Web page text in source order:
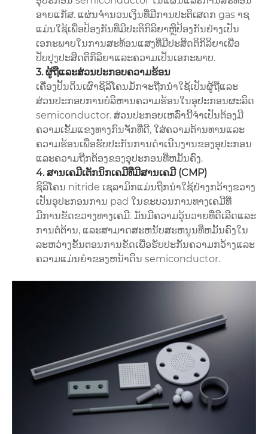
ອາຍແກັສ. ແຜ່ນຈໍານວນເງິນທີ່ມີການປະຕິເສດກ gas າຊ
ແມ່ນໃຊ້ເພື່ອປ້ອງກັນທີ່ມີປະຕິກິລິຍາຫຼືປ້ອງກັນຢ່າງເປັນ
ເອກະພາບໃນການສະທ້ອນແສງທີ່ມີປະສິດຕິກິລິຍາເພື່ອ
ປັບປຸງປະສິດຕິກິລິຍາແລະຄວາມເປັນເອກະພາບ.
3. ຜູ້ຖືແລະສ່ວນປະກອບຄວາມຮ້ອນ
ເຄື່ອງປັ້ນດິນເຜົາຊິລິໂຄນມັກຈະຖືກນໍາໃຊ້ເປັນຜູ້ຖືແລະ
ສ່ວນປະກອບການບໍລິຫານຄວາມຮ້ອນໃນອຸປະກອນຜະລິດ
semiconductor. ສ່ວນປະກອບເຫລົ່ານີ້ຈໍາເປັນຕ້ອງມີ
ຄວາມເຂັ້ມແຂງທາງກົນຈັກທີ່ດີ, ໃສ່ຄວາມຕ້ານທານແລະ
ຄວາມຮ້ອນເພື່ອຮັບປະກັນການດໍາເນີນງານຂອງອຸປະກອນ
ແລະຄວາມຖືກຕ້ອງຂອງອຸປະກອນທີ່ຫມັ້ນຄົງ.
4. ສານເຄມີເຕັກນິກເຄມີທີ່ມີສານເຄມີ (CMP)
ຊິລິໂຄນ nitride ເຊລາມິກແມ່ນຖືກນໍາໃຊ້ຢ່າງກວ້າງຂວາງ
ເປັນອຸປະກອນການ pad ໃນຂະບວນການທາງເຄມີທີ່
ມີການຂັດຂວາງທາງເຄມີ. ມັນມີຄວາມວຸ້ນວາຍທີ່ດີເລີດແລະ
ການຕໍ່ຕ້ານ, ແລະສາມາດສະຫນັບສະຫນູນທີ່ຫມັ້ນຄົງໃນ
ລະຫວ່າງຂັ້ນຕອນການຂັດເພື່ອຮັບປະກັນຄວາມກວ້າງແລະ
ຄວາມແມ່ນຍໍາຂອງຫນ້າດິນ semiconductor.